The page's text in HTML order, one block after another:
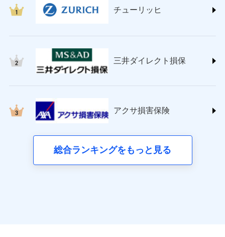
チューリッヒ保険会社 (https://www.zurich.co.jp/)
(https://www.nisshinfire.co.jp/)
ペット＆ファミリー損害保険株式会社
(https://www.petfamilyins.co.jp/)
三井住友海上火災保険株式会社 (https://www.ms-
三井ダイレクト損害保険株式会社
(https://www.mitsui-direct.co.jp/)
アクサ生命保険株式会社
（https://www.axa.co.jp/）
チューリッヒ
三井ダイレクト損保
アクサ損害保険
総合ランキングをもっと見る